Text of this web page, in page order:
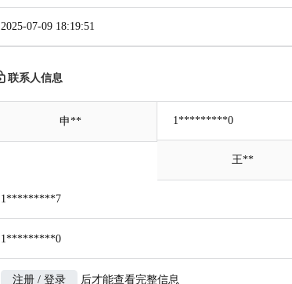
2025-07-09 18:19:51
联系人信息
申** 1*********0
王**
1*********7
1*********0
注册 / 登录 后才能查看完整信息